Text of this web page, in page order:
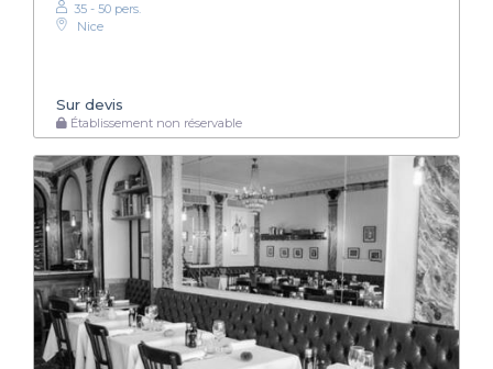
35 - 50 pers.
Nice
Sur devis
Établissement non réservable